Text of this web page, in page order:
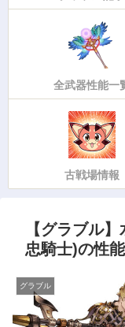
全武器性能一
古戦場情報
【グラブル
忠騎士)の性
グラブル